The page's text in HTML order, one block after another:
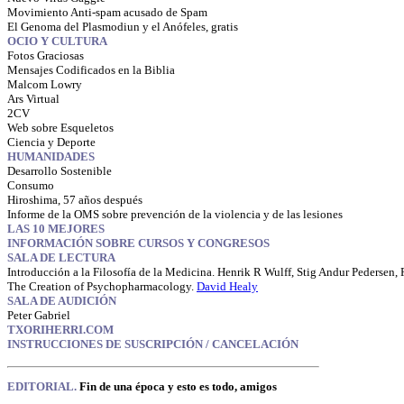
Movimiento Anti-spam acusado de Spam
El Genoma del Plasmodiun y el Anófeles, gratis
OCIO Y CULTURA
Fotos Graciosas
Mensajes Codificados en la Biblia
Malcom Lowry
Ars Virtual
2CV
Web sobre Esqueletos
Ciencia y Deporte
HUMANIDADES
Desarrollo Sostenible
Consumo
Hiroshima, 57 años después
Informe de la OMS sobre prevención de la violencia y de las lesiones
LAS 10 MEJORES
INFORMACIÓN SOBRE CURSOS Y CONGRESOS
SALA DE LECTURA
Introducción a la Filosofía de la Medicina . Henrik R Wulff, Stig Andur Pedersen,
The Creation of Psychopharmacology. David Healy
SALA DE AUDICIÓN
Peter Gabriel
TXORIHERRI.COM
INSTRUCCIONES DE SUSCRIPCIÓN / CANCELACIÓN
EDITORIAL. Fin de una época y esto es todo, amigos